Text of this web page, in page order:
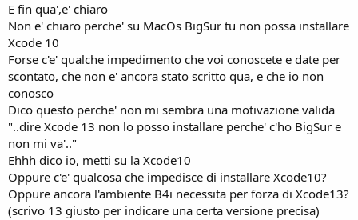
E fin qua',e' chiaro
Non e' chiaro perche' su MacOs BigSur tu non possa installare
Xcode 10
Forse c'e' qualche impedimento che voi conoscete e date per
scontato, che non e' ancora stato scritto qua, e che io non
conosco
Dico questo perche' non mi sembra una motivazione valida
"..dire Xcode 13 non lo posso installare perche' c'ho BigSur e
non mi va'.."
Ehhh dico io, metti su la Xcode10
Oppure c'e' qualcosa che impedisce di installare Xcode10?
Oppure ancora l'ambiente B4i necessita per forza di Xcode13?
(scrivo 13 giusto per indicare una certa versione precisa)